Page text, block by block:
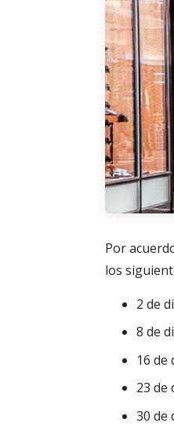
Por
los
2 de
8 de
16 de
23 de
30 de